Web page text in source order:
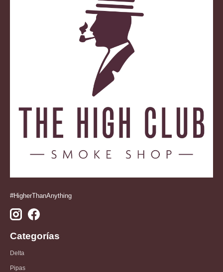
#HigherThanAnything
Categorías
Delta
Pipas